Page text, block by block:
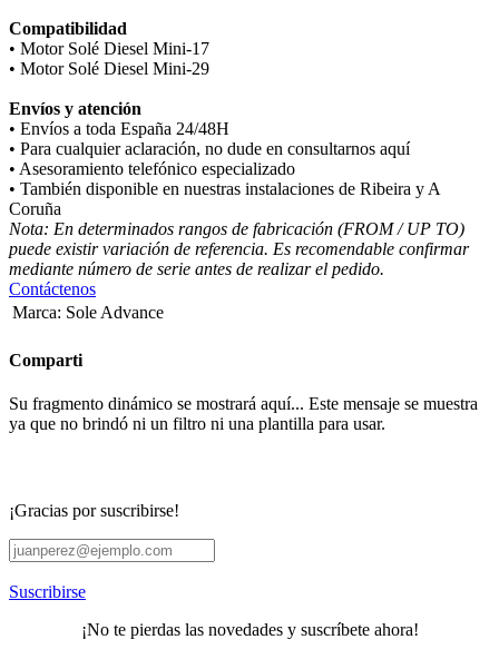
Compatibilidad
• Motor Solé Diesel Mini-17
• Motor Solé Diesel Mini-29
Envíos y atención
• Envíos a toda España 24/48H
• Para cualquier aclaración, no dude en consultarnos aquí
• Asesoramiento telefónico especializado
• También disponible en nuestras instalaciones de Ribeira y A
Coruña
Nota: En determinados rangos de fabricación (FROM / UP TO)
puede existir variación de referencia. Es recomendable confirmar
mediante número de serie antes de realizar el pedido.
Contáctenos
Marca: Sole Advance
Comparti
Su fragmento dinámico se mostrará aquí... Este mensaje se muestra
ya que no brindó ni un filtro ni una plantilla para usar.
¡Gracias por suscribirse!
Suscribirse
¡No te pierdas las novedades y suscríbete ahora!